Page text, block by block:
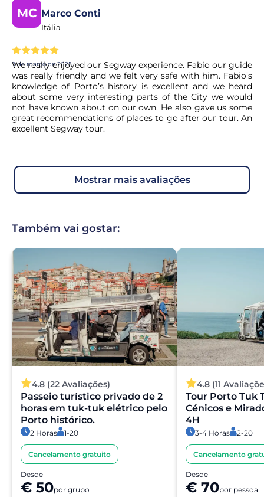
MC Marco Conti
Itália
9 de março de 2025
We really enjoyed our Segway experience. Fabio our guide
was really friendly and we felt very safe with him. Fabio’s
knowledge of Porto’s history is excellent and we heard
about some very interesting parts of the City we would
not have known about on our own. He also gave us some
great recommendations of places to go after our tour. An
excellent Segway tour.
mostrar mais avaliações
Também vai gostar:
4.8 (22 Avaliações)
Passeio turístico privado de 2
horas em tuk-tuk elétrico pelo
Porto histórico.
2 Horas 1-20
Cancelamento gratuito
Desde
€ 50por grupo
4.8 (11
Tour Porto Tuk
Cénicos e
4H
3-4 Horas 2-20
Cancelamento
Desde
€ 70por pessoa